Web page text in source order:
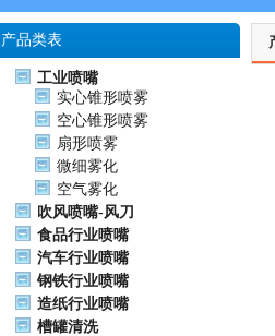
产品类表
工业喷嘴
实心锥形喷雾
空心锥形喷雾
扇形喷雾
微细雾化
空气雾化
吹风喷嘴-风刀
食品行业喷嘴
汽车行业喷嘴
钢铁行业喷嘴
造纸行业喷嘴
槽罐清洗